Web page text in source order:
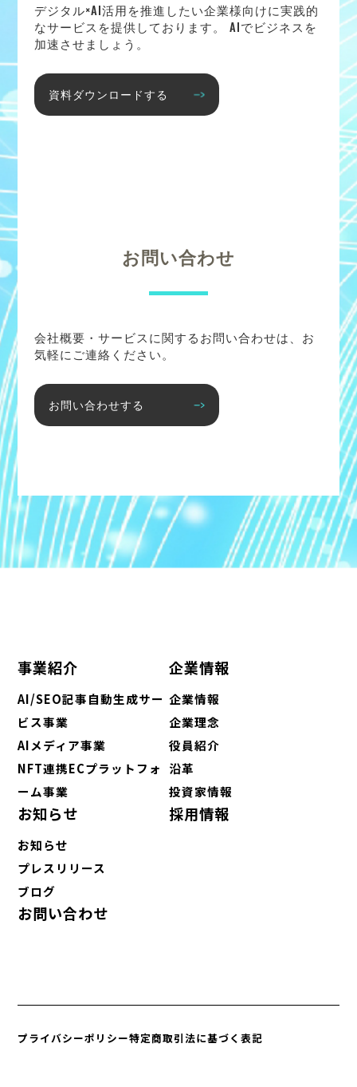
デジタル×AI活用を推進したい企業様向けに実践的
なサービスを提供しております。 AIでビジネスを
加速させましょう。
資料ダウンロードする
お問い合わせ
会社概要・サービスに関するお問い合わせは、お
気軽にご連絡ください。
お問い合わせする
事業紹介
AI/SEO記事自動生成サー
ビス事業
AIメディア事業
NFT連携ECプラットフォ
ーム事業
企業情報
企業情報
企業理念
役員紹介
沿革
投資家情報
お知らせ
お知らせ
プレスリリース
ブログ
採用情報
お問い合わせ
プライバシーポリシー特定商取引法に基づく表記